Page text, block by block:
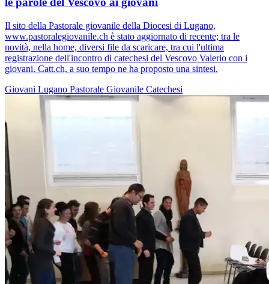
Il sito della Pastorale giovanile della Diocesi di Lugano,
www.pastoralegiovanile.ch è stato aggiornato di recente; tra le
novità, nella home, diversi file da scaricare, tra cui l'ultima
registrazione dell'incontro di catechesi del Vescovo Valerio con i
giovani. Catt.ch, a suo tempo ne ha proposto una sintesi.
Giovani Lugano Pastorale Giovanile Catechesi